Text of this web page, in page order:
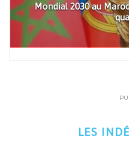
Mondial 2030 au
LES